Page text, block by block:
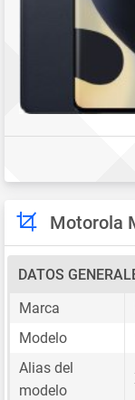
Motorola
DATOS
Marca
Modelo
Alias del
modelo